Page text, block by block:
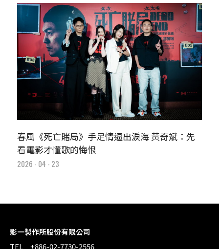
春風《死亡賭局》手足情逼出淚海 黃奇斌：先
看電影才懂歌的悔恨
2026 - 04 - 23
影一製作所股份有限公司
TEL +886-02-7730-2556